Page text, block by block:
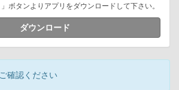
ボタンよりアプリをダウンロードして下さい。
ダウンロード
確認ください